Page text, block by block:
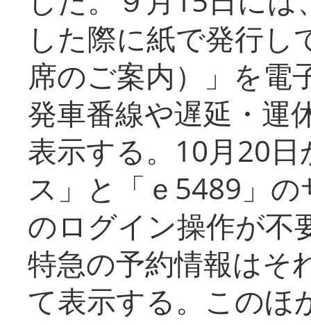
した際に紙で発行し
席のご案内）」を電
発車番線や遅延・運
表示する。10月20
ス」と「ｅ5489」
のログイン操作が不
特急の予約情報はそ
て表示する。このほ